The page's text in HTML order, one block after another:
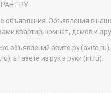
объявления. Объявления в
квартир, комнат, домов и
объявлений авито.ру (avito.ru),
в газете из рук в руки (irr.ru).